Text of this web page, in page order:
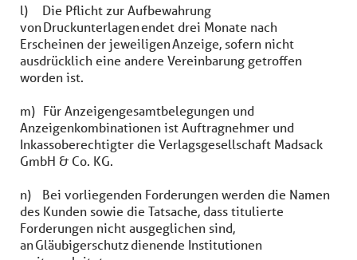
l) Die Pflicht zur Aufbewahrung
von Druckunterlagen endet drei Monate nach
Erscheinen der jeweiligen Anzeige, sofern nicht
ausdrücklich eine andere Vereinbarung getroffen
worden ist.
m) Für Anzeigengesamtbelegungen und
Anzeigenkombinationen ist Auftragnehmer und
Inkassoberechtigter die Verlagsgesellschaft Madsack
GmbH & Co. KG.
n) Bei vorliegenden Forderungen werden die Namen
des Kunden sowie die Tatsache, dass titulierte
Forderungen nicht ausgeglichen sind,
an Gläubigerschutz dienende Institutionen